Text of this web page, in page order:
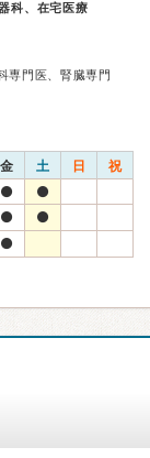
科、在宅医療
専門医、腎臓専門
金 土 日 祝